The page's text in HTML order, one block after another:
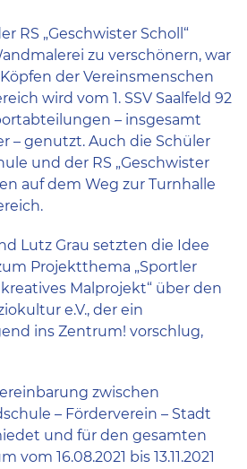
RS „Geschwister Scholl“
zu verschönern, war
der Vereinsmenschen
wird vom 1. SSV Saalfeld 92
– insgesamt
– genutzt. Auch die Schüler
und der RS „Geschwister
auf dem Weg zur Turnhalle
Lutz Grau setzten die Idee
Projektthema „Sportler
Malprojekt“ über den
e.V., der ein
ins Zentrum! vorschlug,
zwischen
– Förderverein – Stadt
und für den gesamten
16.08.2021 bis 13.11.2021